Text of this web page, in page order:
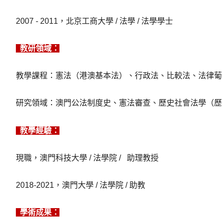
2007 - 2011，北京工商大學 / 法學 / 法學學士
教研領域：
教學課程：憲法（港澳基本法）、行政法、比較法、法律
研究領域：澳門公法制度史、憲法審查、歷史社會法學（歷
教學經驗：
現職，澳門科技大學 / 法學院 / 助理教授
2018-2021，澳門大學 / 法學院 / 助教
學術成果 ：